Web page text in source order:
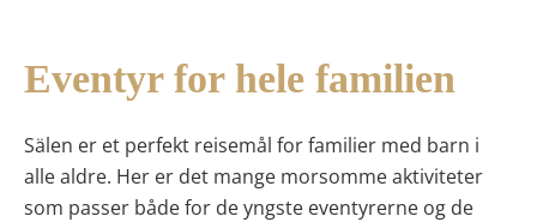
Eventyr for hele familien
Sälen er et perfekt reisemål for familier med barn i
alle aldre. Her er det mange morsomme aktiviteter
som passer både for de yngste eventyrerne og de